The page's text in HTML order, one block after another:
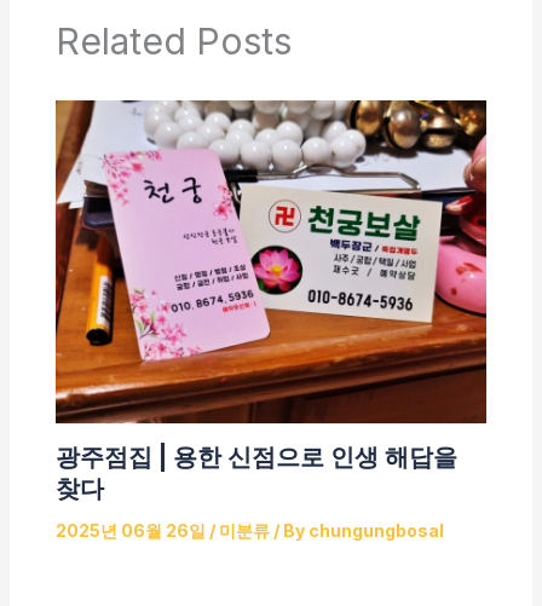
Related Posts
광주점집 | 용한 신점으로 인생 해답을
찾다
2025년 06월 26일 / 미분류/ By chungungbosal